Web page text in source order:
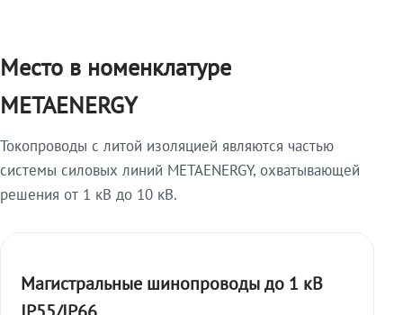
Место в номенклатуре
METAENERGY
Токопроводы с литой изоляцией являются частью
системы силовых линий METAENERGY, охватывающей
решения от 1 кВ до 10 кВ.
Магистральные шинопроводы до 1 кВ